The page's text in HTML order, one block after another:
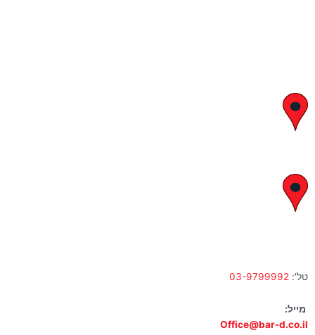
טל': 03-9799992
מייל:
Office@bar-d.co.il